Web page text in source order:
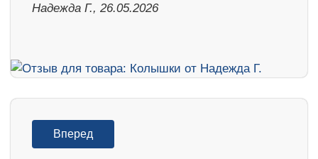
Надежда Г., 26.05.2026
Вперед